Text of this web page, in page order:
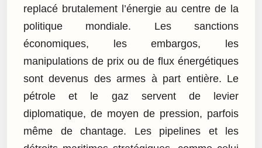
replacé brutalement l’énergie au centre de la
politique mondiale. Les sanctions
économiques, les embargos, les
manipulations de prix ou de flux énergétiques
sont devenus des armes à part entière. Le
pétrole et le gaz servent de levier
diplomatique, de moyen de pression, parfois
même de chantage. Les pipelines et les